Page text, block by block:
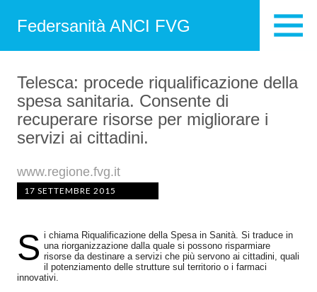
Federsanità ANCI FVG
Telesca: procede riqualificazione della
spesa sanitaria. Consente di
recuperare risorse per migliorare i
servizi ai cittadini.
www.regione.fvg.it
17 SETTEMBRE 2015
S i chiama Riqualificazione della Spesa in Sanità. Si traduce in
una riorganizzazione dalla quale si possono risparmiare
risorse da destinare a servizi che più servono ai cittadini, quali
il potenziamento delle strutture sul territorio o i farmaci
innovativi.